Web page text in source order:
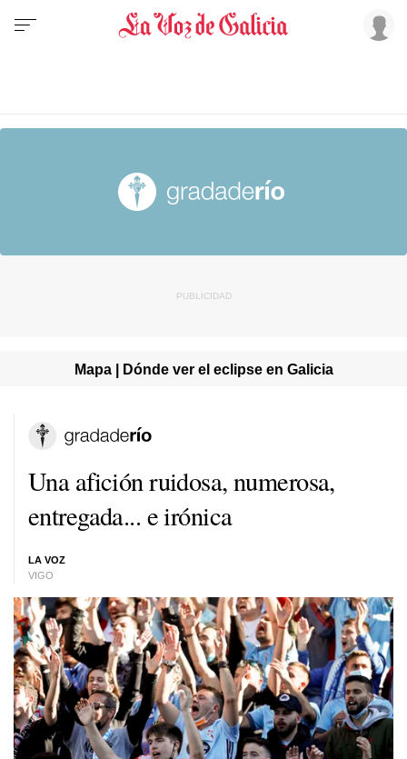
Mapa | Dónde ver el eclipse en Galicia
Una afición ruidosa, numerosa,
entregada... e irónica
LA VOZ
VIGO